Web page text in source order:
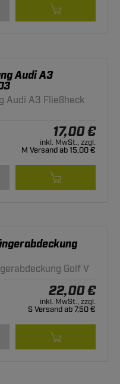
Audi A3
Audi A3 Fließheck
17,00 €
inkl. MwSt., zzgl.
M Versand ab 15,00 €
Golf V
22,00 €
inkl. MwSt., zzgl.
S Versand ab 7,50 €